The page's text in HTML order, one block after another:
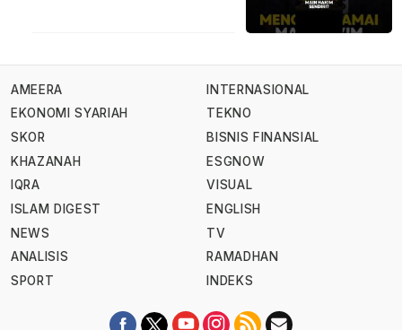
AMEERA
EKONOMI SYARIAH
SKOR
KHAZANAH
IQRA
ISLAM DIGEST
NEWS
ANALISIS
SPORT
INTERNASIONAL
TEKNO
BISNIS FINANSIAL
ESGNOW
VISUAL
ENGLISH
TV
RAMADHAN
INDEKS